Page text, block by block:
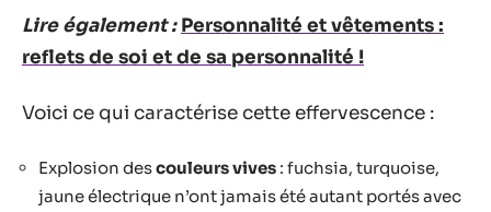
Lire également : Personnalité et vêtements :
reflets de soi et de sa personnalité !
Voici ce qui caractérise cette effervescence :
Explosion descouleurs vives : fuchsia, turquoise,
jaune électrique n’ont jamais été autant portés avec